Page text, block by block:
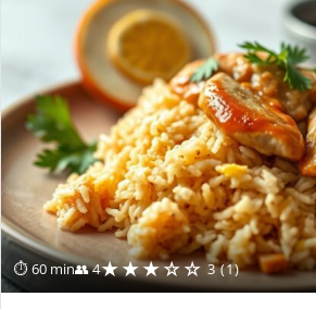
⏱ 60 min👥 4★★★☆☆ 3 (1)